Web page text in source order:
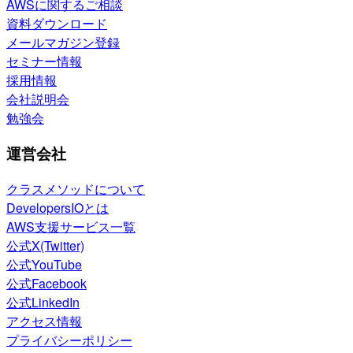
AWSに関するご相談
資料ダウンロード
メールマガジン登録
セミナー情報
採用情報
会社説明会
勉強会
運営会社
クラスメソッドについて
DevelopersIOとは
AWS支援サービス一覧
公式X(Twitter)
公式YouTube
公式Facebook
公式LinkedIn
アクセス情報
プライバシーポリシー